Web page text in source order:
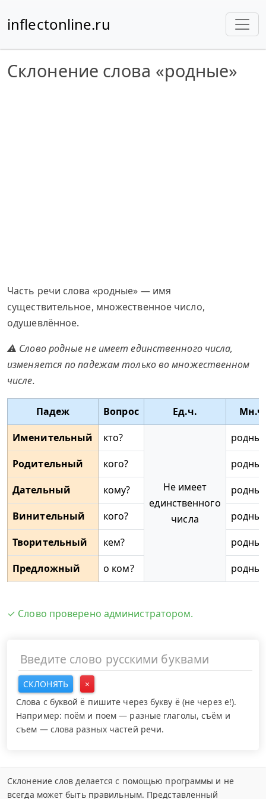
inflectonline.ru
Склонение слова «родные»
Часть речи слова «родные» — имя
существительное, множественное число,
одушевлённое.
⚠ Слово родные не имеет единственного числа,
изменяется по падежам только во множественном
числе.
Падеж Вопрос Ед.ч.
Именительный
кто?
Не имеет
единственного
числа
Родительный
кого?
родных
Дательный
кому?
Винительный
кого?
родных
Творительный
кем?
Предложный
о ком? родных
✓ Слово проверено администратором.
СКЛОНЯТЬ
×
Слова с буквой ё пишите через букву ё (не через е!).
Например: поём и поем — разные глаголы, съём и
съем — слова разных частей речи.
Склонение слов делается с помощью программы и не
всегда может быть правильным. Представленный